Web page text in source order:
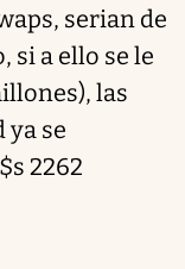
serian de
si a ello se le
las
se
2262